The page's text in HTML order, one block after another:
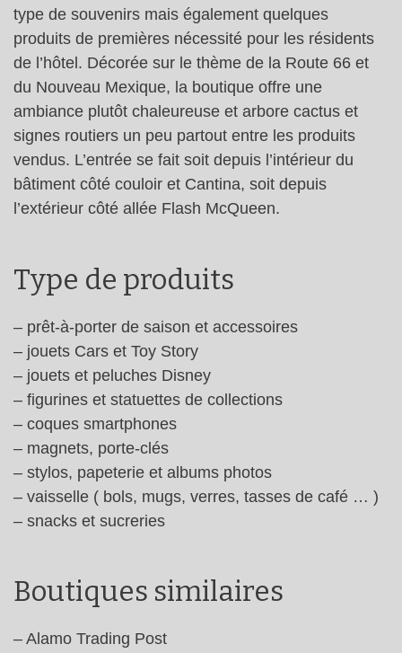
type de souvenirs mais également quelques
produits de premières nécessité pour les résidents
de l’hôtel. Décorée sur le thème de la Route 66 et
du Nouveau Mexique, la boutique offre une
ambiance plutôt chaleureuse et arbore cactus et
signes routiers un peu partout entre les produits
vendus. L’entrée se fait soit depuis l’intérieur du
bâtiment côté couloir et Cantina, soit depuis
l’extérieur côté allée Flash McQueen.
Type de produits
– prêt-à-porter de saison et accessoires
– jouets Cars et Toy Story
– jouets et peluches Disney
– figurines et statuettes de collections
– coques smartphones
– magnets, porte-clés
– stylos, papeterie et albums photos
– vaisselle ( bols, mugs, verres, tasses de café … )
– snacks et sucreries
Boutiques similaires
– Alamo Trading Post